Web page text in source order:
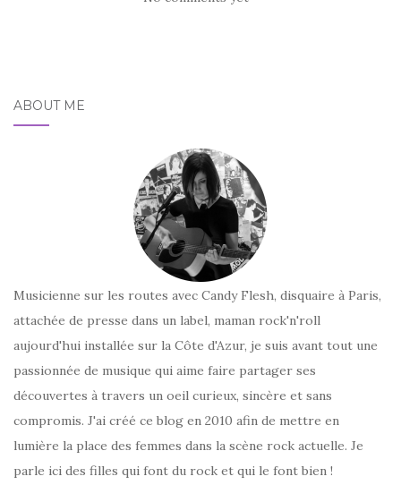
ABOUT ME
Musicienne sur les routes avec Candy Flesh, disquaire à Paris,
attachée de presse dans un label, maman rock'n'roll
aujourd'hui installée sur la Côte d'Azur, je suis avant tout une
passionnée de musique qui aime faire partager ses
découvertes à travers un oeil curieux, sincère et sans
compromis. J'ai créé ce blog en 2010 afin de mettre en
lumière la place des femmes dans la scène rock actuelle. Je
parle ici des filles qui font du rock et qui le font bien !